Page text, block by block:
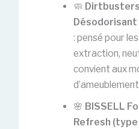
🧼
Désodorisant
: pensé pour
extraction,
convient aux
🌸 BISSELL
Refresh